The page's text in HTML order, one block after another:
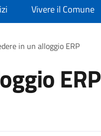
Vivere il Comune
in un alloggio ERP
ERP